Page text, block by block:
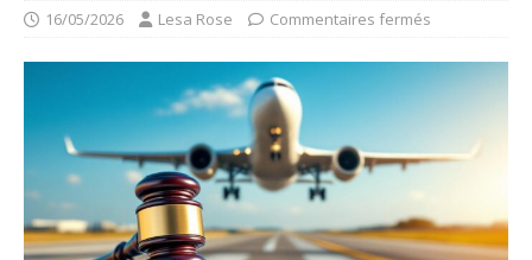
16/05/2026 Lesa Rose Commentaires fermés